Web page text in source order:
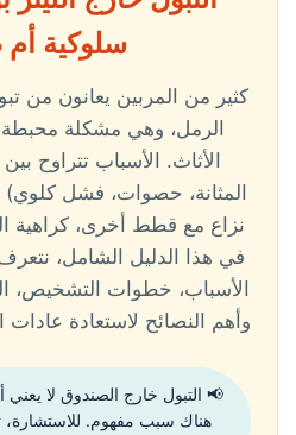
سلوكية أم
كثير من المربين يعانون من
الرمل، وهي مشكلة
الأثاث. الأسباب تتراوح
المثانة، حصوات، فشل
نزاع مع قطط أخرى، كراهية
في هذا الدليل الشامل،
الأسباب، خطوات التشخيص،
وأهم النصائح لاستعادة
📢 التبول خارج الصندوق لا
هناك سبب مفهوم. للاستشارة،